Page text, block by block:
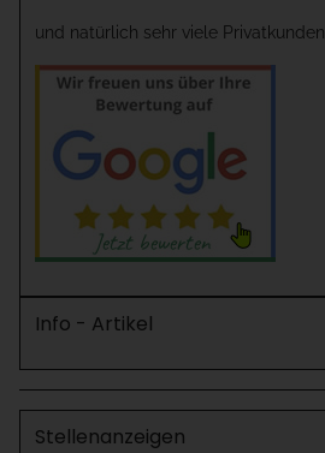
und natürlich sehr viele Privatkunden
Info - Artikel
Stellenanzeigen